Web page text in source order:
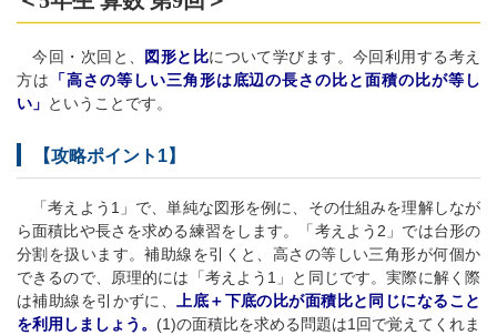
今回・次回と、 図形と比について学びます。今回利用する考え
方は
「高さの等しい三角形は底辺の長さの比と面積の比が等し
い」 ということです。
【攻略ポイント1】
「考えよう1」で、単純な図形を例に、その仕組みを理解しなが
ら面積比や長さを求める練習をします。「考えよう2」では台形の
分割を扱います。補助線を引くと、高さの等しい三角形が何個か
できるので、原理的には「考えよう1」と同じです。実際に解く際
は補助線を引かずに、
上底＋下底の比が面積比と同じになること
を利用しましょう。 (1)の面積比を求める問題は1回で覚えてくれま